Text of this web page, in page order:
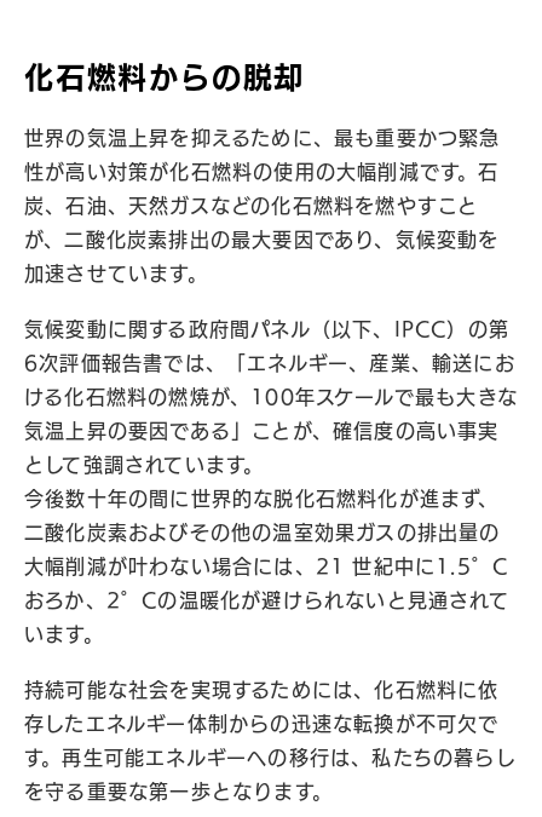
化石燃料からの脱却
世界の気温上昇を抑えるために、最も重要かつ緊急
性が高い対策が化石燃料の使用の大幅削減です。石
炭、石油、天然ガスなどの化石燃料を燃やすこと
が、二酸化炭素排出の最大要因であり、気候変動を
加速させています。
気候変動に関する政府間パネル（以下、IPCC）の第
6次評価報告書では、「エネルギー、産業、輸送にお
ける化石燃料の燃焼が、100年スケールで最も大きな
気温上昇の要因である」ことが、確信度の高い事実
として強調されています。
今後数十年の間に世界的な脱化石燃料化が進まず、
二酸化炭素およびその他の温室効果ガスの排出量の
大幅削減が叶わない場合には、21 世紀中に1.5°C
おろか、2°Cの温暖化が避けられないと見通されて
います。
持続可能な社会を実現するためには、化石燃料に依
存したエネルギー体制からの迅速な転換が不可欠で
す。再生可能エネルギーへの移行は、私たちの暮らし
を守る重要な第一歩となります。